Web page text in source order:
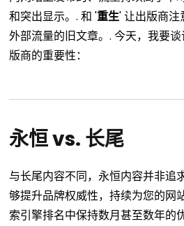
和突出显示。. 和 '重生' 让出版商
外部流量的旧文章。. 今天，我要谈
版商的重要性：
永恒 vs. 长尾
与长尾内容不同，永恒内容并非追
够提升品牌权威性，持续为您的网
索引擎排名中保持数月甚至数年的